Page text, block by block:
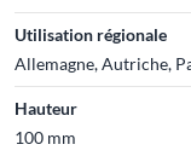
Utilisation régionale
Allemagne, Autriche,
Hauteur
100 mm